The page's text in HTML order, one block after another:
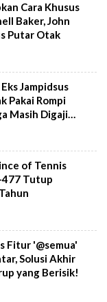
Cara Khusus
Baker, John
Putar Otak
Jampidsus
Pakai Rompi
Masih Digaji
of Tennis
477 Tutup
Fitur '@semua'
Solusi Akhir
yang Berisik!